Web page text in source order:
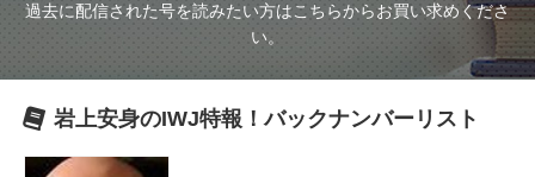
過去に配信された号を読みたい方はこちらからお買い求めくださ
い。
岩上安身のIWJ特報！バックナンバーリスト